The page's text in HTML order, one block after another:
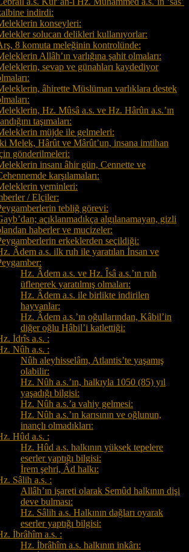
indirdi:
konseyleri:
solucan delikleri kullanıyorlar:
8 komuta meleğinin kontrolünde:
Allâh’ın varlığına şahit olmaları:
sevap ve günahları kaydediyor
âhirette Müslüman varlıklara destek
Hz. Mûsâ a.s. ve Hz. Hârûn a.s.’ın
taşımaları:
müjde ile gelmeleri:
Melek, Hârût ve Mârût’un, insana imtihan
gönderilmeleri:
insanı âhir gün, Cennette ve
karşılamaları:
yeminleri:
/ Elçiler:
tebliğ görevi:
açıklanmadıkça algılanamayan, gizli
haberler ve mucizeler:
erkeklerden seçildiği:
Âdem a.s. ilk ruh ile yaratılan İnsan ve
Hz. Âdem a.s. ve Hz. Îsâ a.s.’ın ruh
üflenerek yaratılmış olmaları:
Hz. Âdem a.s. ile birlikte indirilen
hayvanlar:
Hz. Âdem a.s.’ın oğullarından, Kâbil’in
diğer oğlu Hâbil’i katlettiği:
İdrîs a.s. :
Nûh a.s. :
Nûh aleyhisselâm, Atlantis’te yaşamış
olabilir:
Hz. Nûh a.s.’ın, halkıyla 1050 (85) yıl
yaşadığı bilgisi:
Hz. Nûh a.s.’a vahiy gelmesi:
Hz. Nûh a.s.’ın karısının ve oğlunun,
inançlı olmadıkları:
Hûd a.s. :
Hz. Hûd a.s. halkının yüksek tepelere
eserler yaptığı bilgisi:
İrem şehri, Âd halkı:
Sâlih a.s. :
Allâh’ın işareti olarak Semûd halkının dişi
deve bulması:
Hz. Sâlih a.s. Halkının dağları oyarak
eserler yaptığı bilgisi:
İbrâhîm a.s. :
Hz. İbrâhîm a.s. halkının inkârı: